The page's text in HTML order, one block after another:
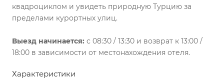
квадроциклом и увидеть природную Турцию за
пределами курортных улиц.
Выезд начинается: с 08:30 / 13:30 и возврат к 13:00 /
18:00 в зависимости от местонахождения отеля.
Характеристики